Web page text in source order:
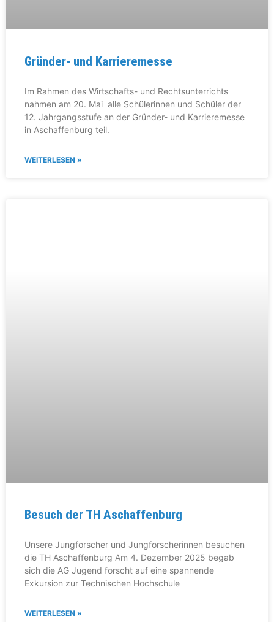
Gründer- und Karrieremesse
Im Rahmen des Wirtschafts- und Rechtsunterrichts
nahmen am 20. Mai alle Schülerinnen und Schüler der
12. Jahrgangsstufe an der Gründer- und Karrieremesse
in Aschaffenburg teil.
WEITERLESEN »
Besuch der TH Aschaffenburg
Unsere Jungforscher und Jungforscherinnen besuchen
die TH Aschaffenburg Am 4. Dezember 2025 begab
sich die AG Jugend forscht auf eine spannende
Exkursion zur Technischen Hochschule
WEITERLESEN »